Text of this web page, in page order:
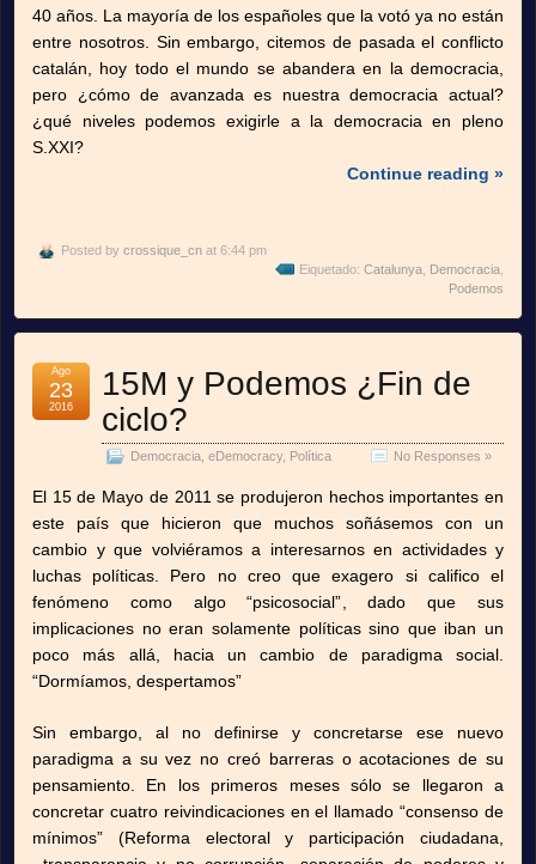
40 años. La mayoría de los españoles que la votó ya no están
entre nosotros. Sin embargo, citemos de pasada el conflicto
catalán, hoy todo el mundo se abandera en la democracia,
pero ¿cómo de avanzada es nuestra democracia actual?
¿qué niveles podemos exigirle a la democracia en pleno
S.XXI?
Continue reading »
Posted by crossique_cn at 6:44 pm
Eiquetado: Catalunya Democracia
Podemos
15M y Podemos ¿Fin de
ciclo?
Democracia eDemocracy, Política No Responses »
Ago
23
2016
El 15 de Mayo de 2011 se produjeron hechos importantes en
este país que hicieron que muchos soñásemos con un
cambio y que volviéramos a interesarnos en actividades y
luchas políticas. Pero no creo que exagero si califico el
fenómeno como algo “psicosocial”, dado que sus
implicaciones no eran solamente políticas sino que iban un
poco más allá, hacia un cambio de paradigma social.
“Dormíamos, despertamos”
Sin embargo, al no definirse y concretarse ese nuevo
paradigma a su vez no creó barreras o acotaciones de su
pensamiento. En los primeros meses sólo se llegaron a
concretar cuatro reivindicaciones en el llamado “consenso de
mínimos” (Reforma electoral y participación ciudadana,